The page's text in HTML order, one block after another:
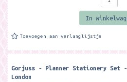
In
Toevoegen aan verlanglijstje
Gorjuss - Planner Stationery Set
London